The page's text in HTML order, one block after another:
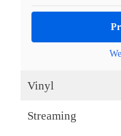
Vinyl
Streaming